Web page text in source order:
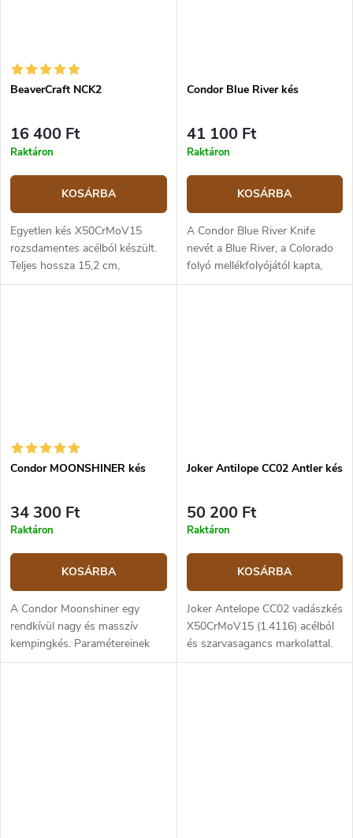
BeaverCraft NCK2
16 400 Ft
Raktáron
KOSÁRBA
Egyetlen kés X50CrMoV15
rozsdamentes acélból készült.
Teljes hossza 15,2 cm,
pengehossz 7 cm. Bőr tok
Condor Blue River kés
41 100 Ft
Raktáron
KOSÁRBA
A Condor Blue River Knife
nevét a Blue River, a Colorado
folyó mellékfolyójától kapta,
amelynek partjain az indián
Condor MOONSHINER kés
34 300 Ft
Raktáron
KOSÁRBA
A Condor Moonshiner egy
rendkívül nagy és masszív
kempingkés. Paramétereinek
(tömege 589 g,
Joker Antilope CC02 Antler kés
50 200 Ft
Raktáron
KOSÁRBA
Joker Antelope CC02 vadászkés
X50CrMoV15 (1.4116) acélból
és szarvasagancs markolattal.
A penge hossza 19,5 cm.